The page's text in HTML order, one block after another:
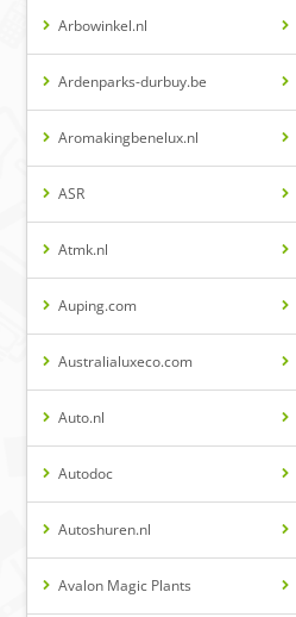
Arbowinkel.nl
Ardenparks-durbuy.be
Aromakingbenelux.nl
ASR
Atmk.nl
Auping.com
Australialuxeco.com
Auto.nl
Autodoc
Autoshuren.nl
Avalon Magic Plants